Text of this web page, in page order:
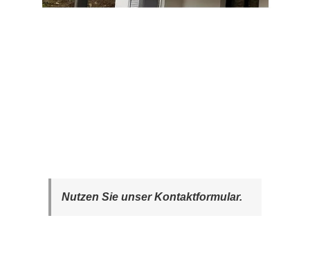
Nutzen Sie unser Kontaktformular.